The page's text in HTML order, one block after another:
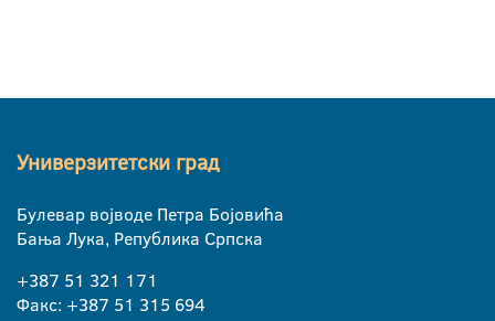
Универзитетски град
Булевар војводе Петра Бојовића
Бања Лука, Република Српска
+387 51 321 171
Факс: +387 51 315 694